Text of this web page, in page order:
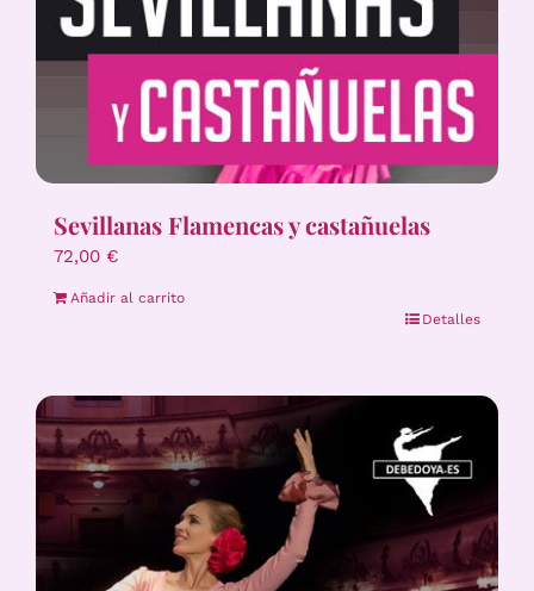
Sevillanas Flamencas y castañuelas
72,00 €
Añadir al carrito
Detalles